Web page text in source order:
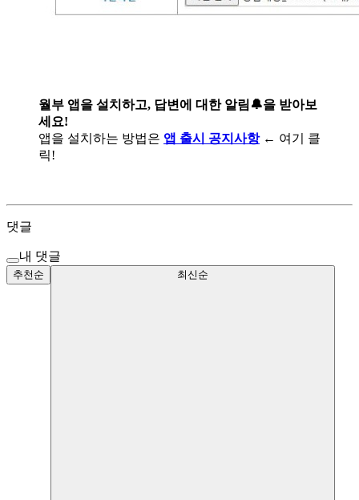
월부 앱을 설치하고, 답변에 대한 알림🔔을 받아보
세요!
앱을 설치하는 방법은 앱 출시 공지사항← 여기 클
릭!
댓글
내 댓글
추천순 최신순